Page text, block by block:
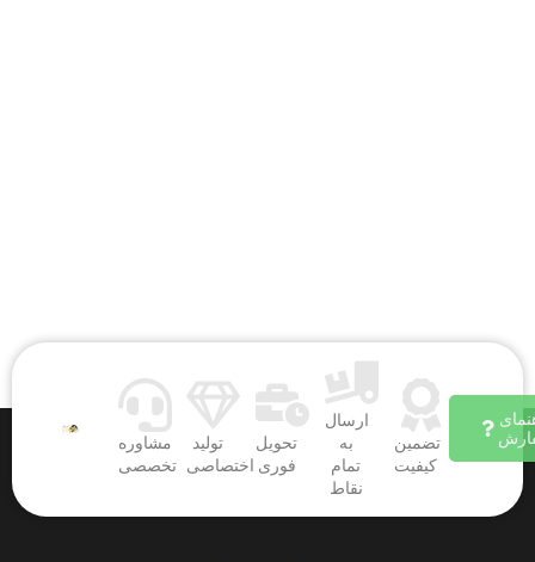
تضمین
کیفیت
ارسال
به
تمام
نقاط
تحویل
فوری
تولید
اختصاصی
مشاوره
تخصصی